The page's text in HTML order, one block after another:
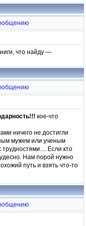
что найду —
кое-что
ничего не достигли
мужем или ученым
трудностями.... Если кто
Нам порой нужно
путь и взять что-то